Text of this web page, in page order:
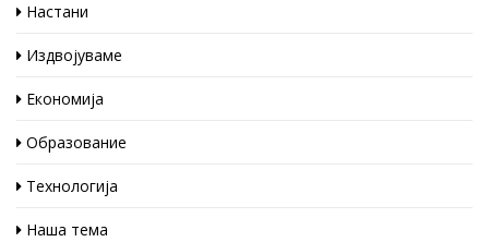
Настани
Издвојуваме
Економија
Образование
Технологија
Наша тема